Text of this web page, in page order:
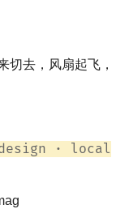
切去，风扇起飞，
· local